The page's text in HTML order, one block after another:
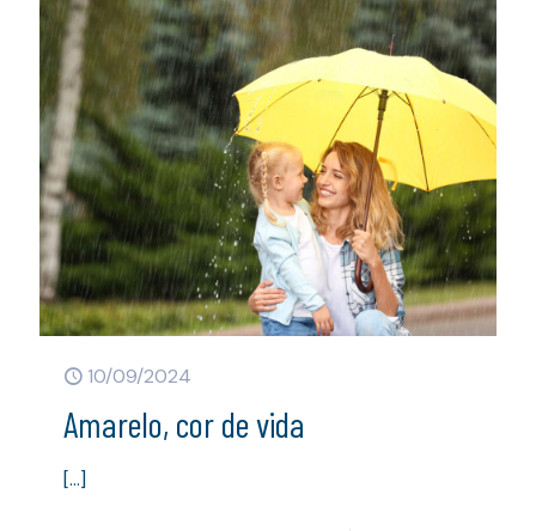
10/09/2024
Amarelo, cor de vida
[…]